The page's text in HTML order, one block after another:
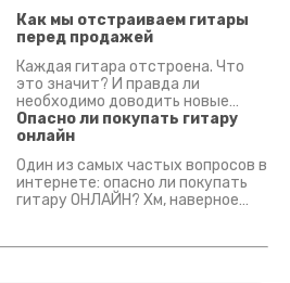
Как мы отстраиваем гитары
перед продажей
Каждая гитара отстроена. Что
это значит? И правда ли
необходимо доводить новые
гитары? Если кратко - да.
Подробно - в видео :)
Опасно ли покупать гитару
онлайн
Один из самых частых вопросов в
интернете: опасно ли покупать
гитару ОНЛАЙН? Хм, наверное
застрахован. Случись что -